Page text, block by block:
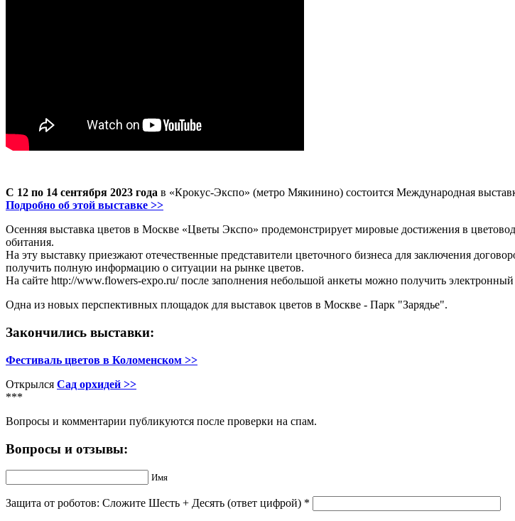
С 12 по 14 сентября 2023 года в «Крокус-Экспо» (метро Мякинино) состоится Международная
Подробно об этой выставке >>
Осенняя выставка цветов в Москве «Цветы Экспо» продемонстрирует мировые достижения в
обитания.
На эту выставку приезжают отечественные представители цветочного бизнеса для заключения
получить полную информацию о ситуации на рынке цветов.
На сайте http://www.flowers-expo.ru/ после заполнения небольшой анкеты можно получить электронный
Одна из новых перспективных площадок для выставок цветов в Москве - Парк "Зарядье".
Закончились выставки:
Фестиваль цветов в Коломенском >>
Открылся Сад орхидей >>
***
Вопросы и комментарии публикуются после проверки на спам.
Вопросы и отзывы:
Имя
Защита от роботов: Сложите Шecть + Дecять (ответ цифрой) *